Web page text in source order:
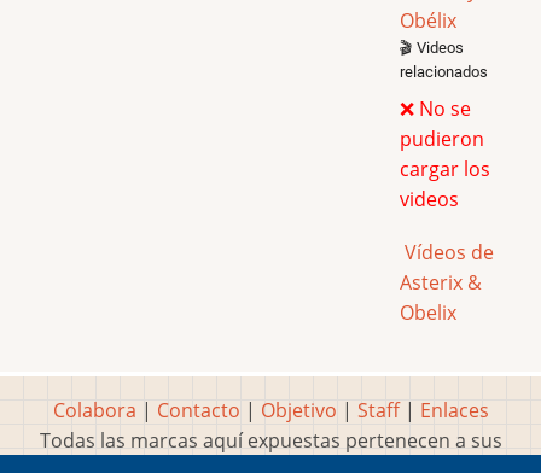
Obélix
🎬 Videos
relacionados
❌ No se
pudieron
cargar los
videos
Vídeos de
Asterix &
Obelix
Colabora | Contacto | Objetivo | Staff| Enlaces
Todas las marcas aquí expuestas pertenecen a sus